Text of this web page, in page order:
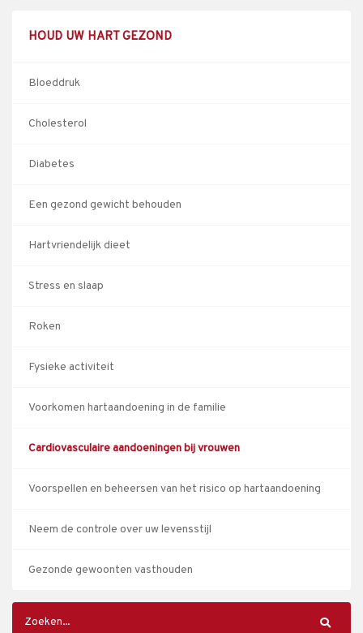
HOUD UW HART GEZOND
Bloeddruk
Cholesterol
Diabetes
Een gezond gewicht behouden
Hartvriendelijk dieet
Stress en slaap
Roken
Fysieke activiteit
Voorkomen hartaandoening in de familie
Cardiovasculaire aandoeningen bij vrouwen
Voorspellen en beheersen van het risico op hartaandoening
Neem de controle over uw levensstijl
Gezonde gewoonten vasthouden